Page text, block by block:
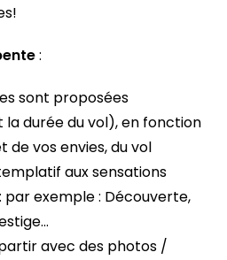
:
sont proposées
durée du vol), en fonction
de vos envies, du vol
aux sensations
exemple : Découverte,
avec des photos /